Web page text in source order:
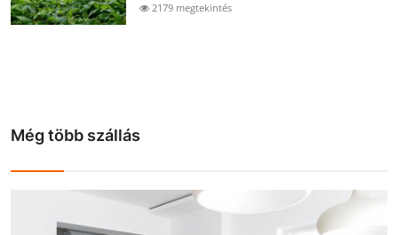
2179 megtekintés
Még több szállás